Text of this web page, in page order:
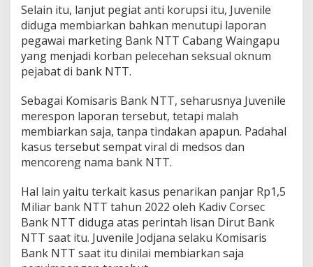
Selain itu, lanjut pegiat anti korupsi itu, Juvenile
diduga membiarkan bahkan menutupi laporan
pegawai marketing Bank NTT Cabang Waingapu
yang menjadi korban pelecehan seksual oknum
pejabat di bank NTT.
Sebagai Komisaris Bank NTT, seharusnya Juvenile
merespon laporan tersebut, tetapi malah
membiarkan saja, tanpa tindakan apapun. Padahal
kasus tersebut sempat viral di medsos dan
mencoreng nama bank NTT.
Hal lain yaitu terkait kasus penarikan panjar Rp1,5
Miliar bank NTT tahun 2022 oleh Kadiv Corsec
Bank NTT diduga atas perintah lisan Dirut Bank
NTT saat itu. Juvenile Jodjana selaku Komisaris
Bank NTT saat itu dinilai membiarkan saja